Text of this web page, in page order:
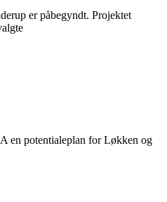
er påbegyndt. Projektet
en potentialeplan for Løkken og